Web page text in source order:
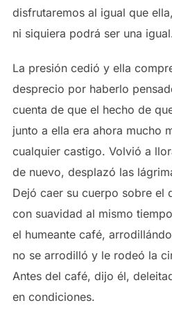
disfrutaremos al igual que
ni siquiera podrá ser una
La presión cedió y ella
desprecio por haberlo
cuenta de que el hecho de
junto a ella era ahora mucho
cualquier castigo. Volvió a
de nuevo, desplazó las
Dejó caer su cuerpo sobre el
con suavidad al mismo
el humeante café,
no se arrodilló y le rodeó la
Antes del café, dijo él,
en condiciones.